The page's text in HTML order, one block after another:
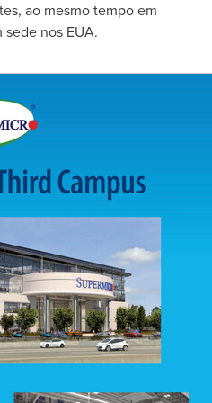
ao mesmo tempo em
nos EUA.